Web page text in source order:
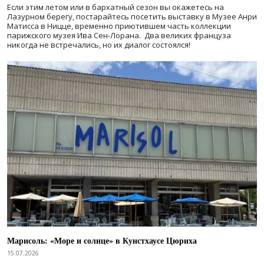
Если этим летом или в бархатный сезон вы окажетесь на
Лазурном берегу, постарайтесь посетить выставку в Музее Анри
Матисса в Ницце, временно приютившем часть коллекции
парижского музея Ива Сен-Лорана. Два великих француза
никогда не встречались, но их диалог состоялся!
Марисоль: «Море и солнце» в Кунстхаусе Цюриха
15.07.2026